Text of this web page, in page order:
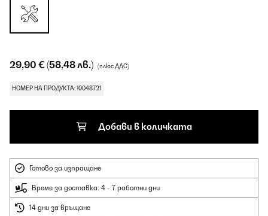
29,90 €(58,48 лв.) (плюс ДДС)
НОМЕР НА ПРОДУКТА: 10048721
Добави в количката
Готово за изпращане
Време за доставка: 4 - 7 работни дни
14 дни за връщане